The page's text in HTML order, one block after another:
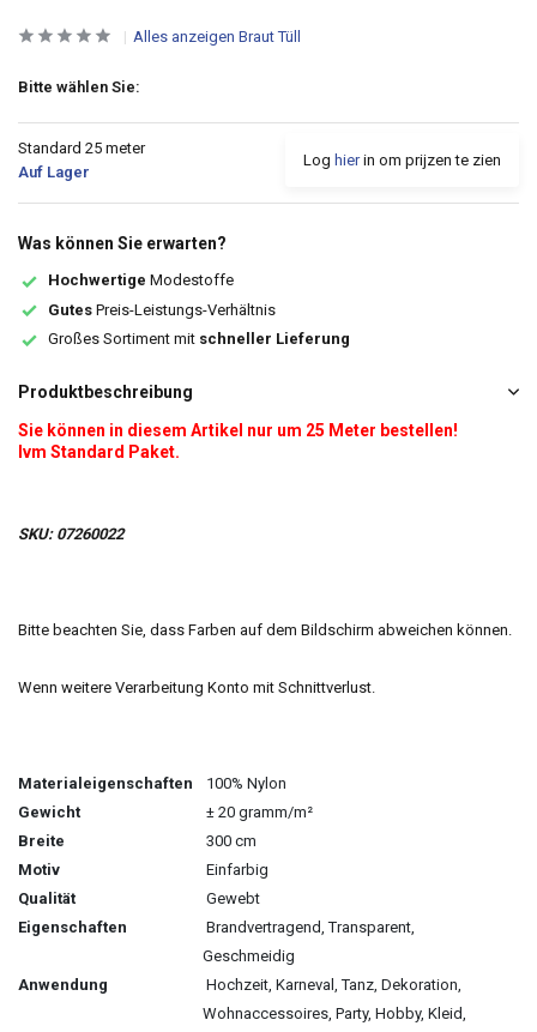
Alles anzeigen Braut Tüll
Bitte wählen Sie:
Standard 25 meter
Auf Lager
Log hierin om prijzen te zien
Was können Sie erwarten?
Hochwertige Modestoffe
Gutes Preis-Leistungs-Verhältnis
Großes Sortiment mit schneller Lieferung
Produktbeschreibung
Sie können in diesem Artikel nur um 25 Meter bestellen!
Ivm Standard Paket.
SKU: 07260022
Bitte beachten Sie, dass Farben auf dem Bildschirm abweichen können.
Wenn weitere Verarbeitung Konto mit Schnittverlust.
Materialeigenschaften
100% Nylon
Gewicht
± 20 gramm/m²
Breite
300 cm
Motiv
Einfarbig
Qualität
Gewebt
Eigenschaften
Brandvertragend , Transparent,
Geschmeidig
Anwendung
Hochzeit, Karneval, Tanz, Dekoration,
Wohnaccessoires, Party, Hobby, Kleid,